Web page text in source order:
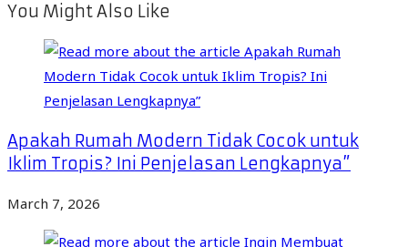
You Might Also Like
Apakah Rumah Modern Tidak Cocok untuk
Iklim Tropis? Ini Penjelasan Lengkapnya”
March 7, 2026